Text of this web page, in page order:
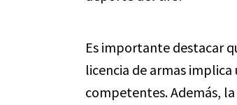
Es importante destacar
licencia de armas
competentes. Además,